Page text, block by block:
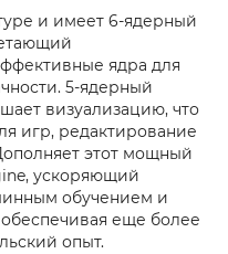
и имеет 6-ядерный
ядра для
5-ядерный
визуализацию, что
игр, редактирование
этот мощный
ускоряющий
обучением и
еще более
опыт.